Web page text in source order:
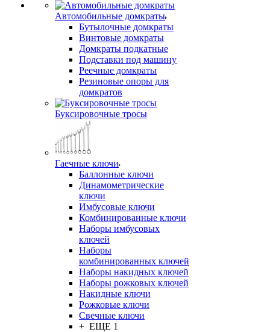
Автомобильные домкраты
Бутылочные домкраты
Винтовые домкраты
Домкраты подкатные
Подставки под машину
Реечные домкраты
Резиновые опоры для
домкратов
Буксировочные тросы
Гаечные ключи
Баллонные ключи
Динамометрические
ключи
Имбусовые ключи
Комбинированные ключи
Наборы имбусовых
ключей
Наборы
комбинированных ключей
Наборы накидных ключей
Наборы рожковых ключей
Накидные ключи
Рожковые ключи
Свечные ключи
+ ЕЩЕ 1